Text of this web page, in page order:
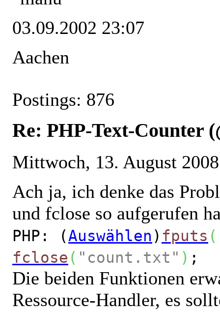
03.09.2002 23:07
Aachen
Postings: 876
Re: PHP-Text-Counter
Mittwoch, 13. August
Ach ja, ich denke das
und fclose so aufgerufen
PHP: (Auswählen ) fputs (
fclose ( "count.txt" ) ;
Die beiden Funktionen
Ressource-Handler, es